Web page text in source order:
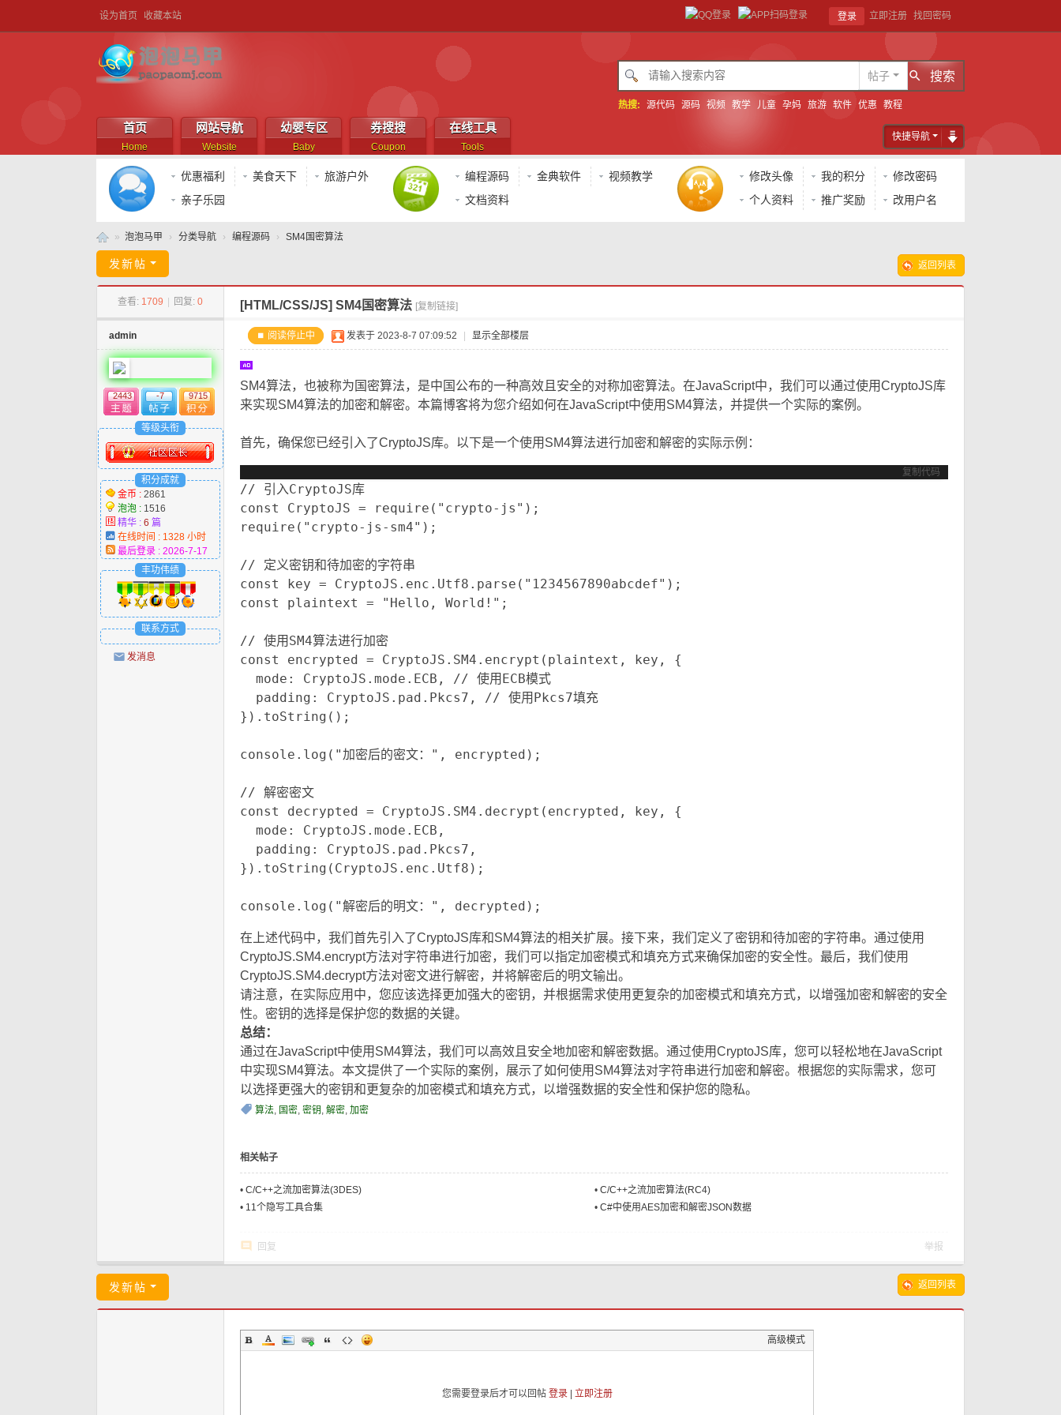
设为首页 收藏本站 登录 立即注册 找回密码
需 需
帖子 搜索
热搜: 源代码 源码 视频 教学 儿童 孕妈 旅游 软件 优惠 教程
快捷导航
首页
Home
网站导航
Website
幼婴专区
Baby
券搜搜
Coupon
在线工具
Tools
优惠福利 美食天下
旅游户外
亲子乐园
编程源码 金典软件
视频教学
文档资料
修改头像 我的积分
修改密码
个人资料
推广奖励 改用户名
泡
» 泡泡马甲 › 分类导航 › 编程源码 › SM4国密算法
返回列表
发新帖
查看: 1709 回复: 0 [HTML/CSS/JS] SM4国密算法 [复制链接]
admin
2443 -7 9715
等级头衔
积分成就
金币 : 2861
泡泡 : 1516
精华 : 6 篇
在线时间 : 1328 小时
最后登录 : 2026-7-17
丰功伟绩
联系方式
发消息
发表于 2023-8-7 07:09:52 显示全部楼层
⏹ 阅读停止中
SM4算法，也被称为国密算法，是中国公布的一种高效且安全的对称加密算法。在JavaScript中，我们可以通过使用CryptoJS库
来实现SM4算法的加密和解密。本篇博客将为您介绍如何在JavaScript中使用SM4算法，并提供一个实际的案例。
首先，确保您已经引入了CryptoJS库。以下是一个使用SM4算法进行加密和解密的实际示例：
复制代码
// 引入CryptoJS库
const CryptoJS = require("crypto-js");
require("crypto-js-sm4");
// 定义密钥和待加密的字符串
const key = CryptoJS.enc.Utf8.parse("1234567890abcdef");
const plaintext = "Hello, World!";
// 使用SM4算法进行加密
const encrypted = CryptoJS.SM4.encrypt(plaintext, key, {
mode: CryptoJS.mode.ECB, // 使用ECB模式
padding: CryptoJS.pad.Pkcs7, // 使用Pkcs7填充
}).toString();
console.log("加密后的密文：", encrypted);
// 解密密文
const decrypted = CryptoJS.SM4.decrypt(encrypted, key, {
mode: CryptoJS.mode.ECB,
padding: CryptoJS.pad.Pkcs7,
}).toString(CryptoJS.enc.Utf8);
console.log("解密后的明文：", decrypted);
在上述代码中，我们首先引入了CryptoJS库和SM4算法的相关扩展。接下来，我们定义了密钥和待加密的字符串。通过使用
CryptoJS.SM4.encrypt方法对字符串进行加密，我们可以指定加密模式和填充方式来确保加密的安全性。最后，我们使用
CryptoJS.SM4.decrypt方法对密文进行解密，并将解密后的明文输出。
请注意，在实际应用中，您应该选择更加强大的密钥，并根据需求使用更复杂的加密模式和填充方式，以增强加密和解密的安全
性。密钥的选择是保护您的数据的关键。
总结：
通过在JavaScript中使用SM4算法，我们可以高效且安全地加密和解密数据。通过使用CryptoJS库，您可以轻松地在JavaScript
中实现SM4算法。本文提供了一个实际的案例，展示了如何使用SM4算法对字符串进行加密和解密。根据您的实际需求，您可
以选择更强大的密钥和更复杂的加密模式和填充方式，以增强数据的安全性和保护您的隐私。
算法, 国密, 密钥 , 解密, 加密
相关帖子
• C/C++之流加密算法(3DES) • C/C++之流加密算法(RC4)
• 11个隐写工具合集 • C#中使用AES加密和解密JSON数据
回复 举报
返回列表
发新帖
高级模式
您需要登录后才可以回帖 登录| 立即注册